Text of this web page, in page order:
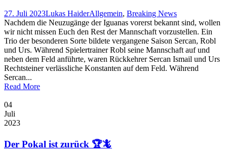
27. Juli 2023Lukas HaiderAllgemein, Breaking News
Nachdem die Neuzugänge der Iguanas vorerst bekannt sind, wollen
wir nicht missen Euch den Rest der Mannschaft vorzustellen. Ein
Trio der besonderen Sorte bildete vergangene Saison Sercan, Robl
und Urs. Während Spielertrainer Robl seine Mannschaft auf und
neben dem Feld anführte, waren Rückkehrer Sercan Ismail und Urs
Rechtsteiner verlässliche Konstanten auf dem Feld. Während
Sercan...
Read More
04
Juli
2023
Der Pokal ist zurück 🏆🦎